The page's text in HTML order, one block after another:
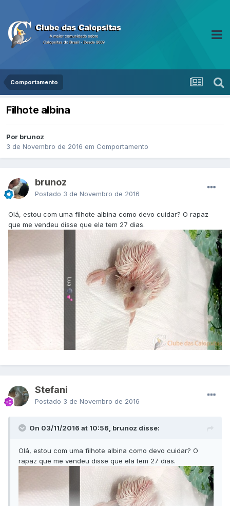
Comportamento
Filhote albina
Por brunoz
3 de Novembro de 2016 em Comportamento
brunoz
Postado 3 de Novembro de 2016
Olá, estou com uma filhote albina como devo cuidar? O rapaz
que me vendeu disse que ela tem 27 dias.
Stefani
Postado 3 de Novembro de 2016
On 03/11/2016 at 10:56, brunoz disse:
Olá, estou com uma filhote albina como devo cuidar? O
rapaz que me vendeu disse que ela tem 27 dias.